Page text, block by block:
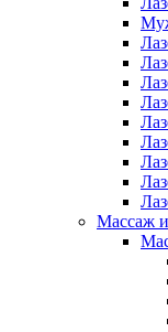
Массаж и